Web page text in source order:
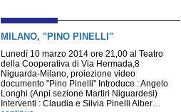
MILANO, "PINO PINELLI"
Lunedì 10 marzo 2014 ore 21,00 al Teatro
della Cooperativa di Via Hermada,8
Niguarda-Milano, proiezione video
documento "Pino Pinelli" Introduce : Angelo
Longhi (Anpi sezione Martiri Niguardesi)
Interventi : Claudia e Silvia Pinelli Alber…